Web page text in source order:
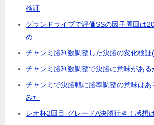
検証
グランドライブで評価SSの因子周回は
め
チャンミ勝利数調整した決勝の変化検
チャンミ勝利数調整で決勝に意味がある
チャンミで決勝戦に勝率調整の意味は
みた
レオ杯2回目-グレードA決勝行き！感想